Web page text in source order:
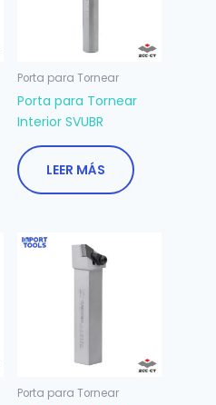
Porta para Tornear
Porta para Tornear
Interior SVUBR
LEER MÁS
Porta para Tornear